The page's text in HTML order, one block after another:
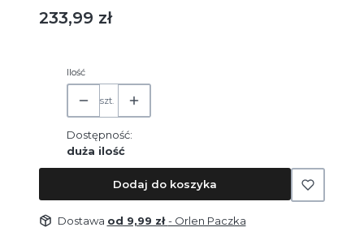
Cena
233,99 zł
Ilość
szt.
Dostępność:
duża ilość
Dodaj do koszyka
Dostawa od 9,99 zł- Orlen Paczka